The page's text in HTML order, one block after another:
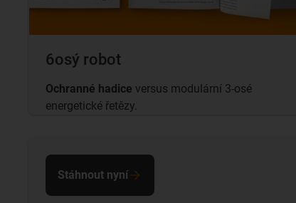
6osý robot
Ochranné hadice versus modulární 3-osé
energetické řetězy.
Stáhnout nyní